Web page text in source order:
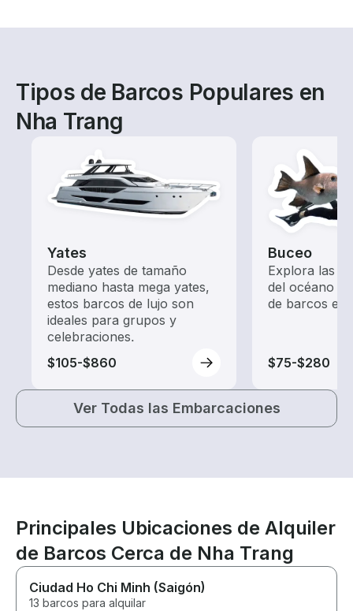
Tipos de Barcos Populares en
Nha Trang
Yates
Desde yates de tamaño
mediano hasta mega yates,
estos barcos de lujo son
ideales para grupos y
celebraciones.
$105-$860
Buceo
Explora las
del océano
de barcos
$75-$280
Ver Todas las Embarcaciones
Principales Ubicaciones de Alquiler
de Barcos Cerca de Nha Trang
Ciudad Ho Chi Minh (Saigón)
13 barcos para alquilar